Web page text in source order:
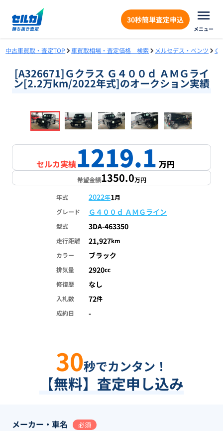
30秒簡単査定申込
メニュー
中古車買取・査定TOP 車買取相場・査定価格 検索 メルセデス・ベンツ Ｇ
[A326671]Ｇクラス Ｇ４００ｄ ＡＭＧライ
ン[2.2万km/2022年式]のオークション実績
1/18
セルカ実績1219.1万円
希望金額1350.0万円
年式 2022年1月
グレード
Ｇ４００ｄ ＡＭＧライン
型式 3DA-463350
走行距離 21,927km
カラー
ブラック
排気量 2920cc
修復歴
なし
入札数 72件
成約日
-
30秒でカンタン！
【無料】査定申し込み
メーカー・車名 必須